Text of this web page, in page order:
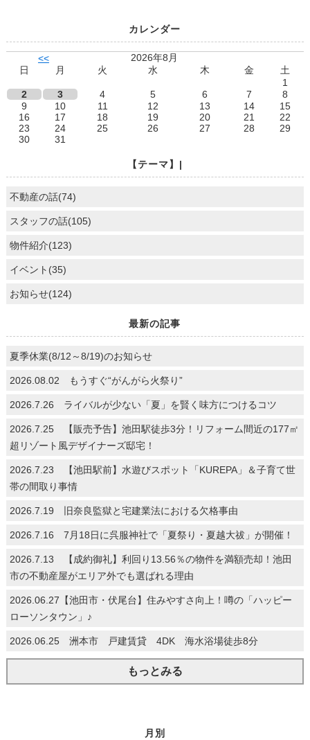
カレンダー
<<
2026年8月
日
月 火 水 木 金
土
1
2
3 4 5 6 7
8
9
10 11 12 13 14
15
16
17 18 19 20 21
22
23
24 25 26 27 28
29
30
31
【テーマ】|
不動産の話(74)
スタッフの話(105)
物件紹介(123)
イベント(35)
お知らせ(124)
最新の記事
夏季休業(8/12～8/19)のお知らせ
2026.08.02 もうすぐ“がんがら火祭り”
2026.7.26 ライバルが少ない「夏」を賢く味方につけるコツ
2026.7.25 【販売予告】池田駅徒歩3分！リフォーム間近の177㎡
超リゾート風デザイナーズ邸宅！
2026.7.23 【池田駅前】水遊びスポット「KUREPA」＆子育て世
帯の間取り事情
2026.7.19 旧奈良監獄と宅建業法における欠格事由
2026.7.16 7月18日に呉服神社で「夏祭り・夏越大祓」が開催！
2026.7.13 【成約御礼】利回り13.56％の物件を満額売却！池田
市の不動産屋がエリア外でも選ばれる理由
2026.06.27【池田市・伏尾台】住みやすさ向上！噂の「ハッピー
ローソンタウン」♪
2026.06.25 洲本市 戸建賃貸 4DK 海水浴場徒歩8分
もっとみる
月別